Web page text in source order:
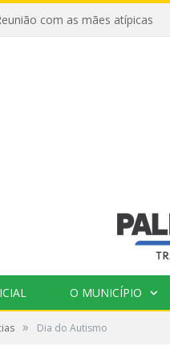
com as mães atípicas
O MUNICÍPIO
» Dia do Autismo